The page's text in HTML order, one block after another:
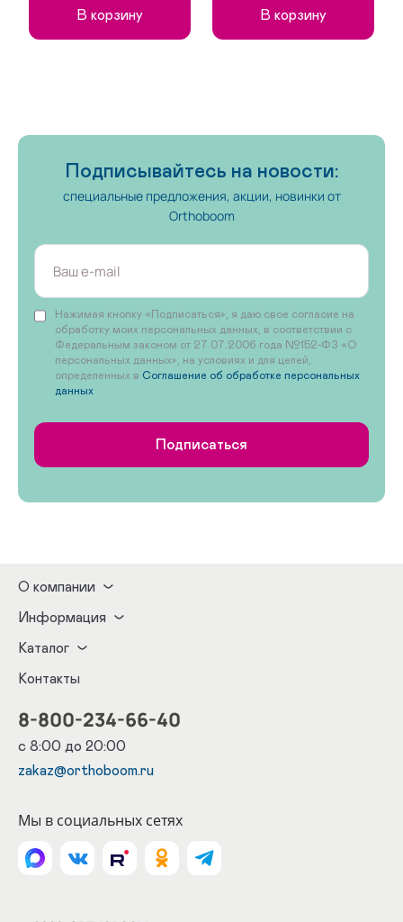
В корзину В корзину
Подписывайтесь на новости:
специальные предложения, акции, новинки от
Orthoboom
Нажимая кнопку «Подписаться», я даю свое согласие на
обработку моих персональных данных, в соответствии с
Федеральным законом от 27.07.2006 года №152-ФЗ «О
персональных данных», на условиях и для целей,
определенных в Соглашение об обработке персональных
данных
Подписаться
О компании
Информация
Каталог
Контакты
8-800-234-66-40
с 8:00 до 20:00
zakaz@orthoboom.ru
Мы в социальных сетях